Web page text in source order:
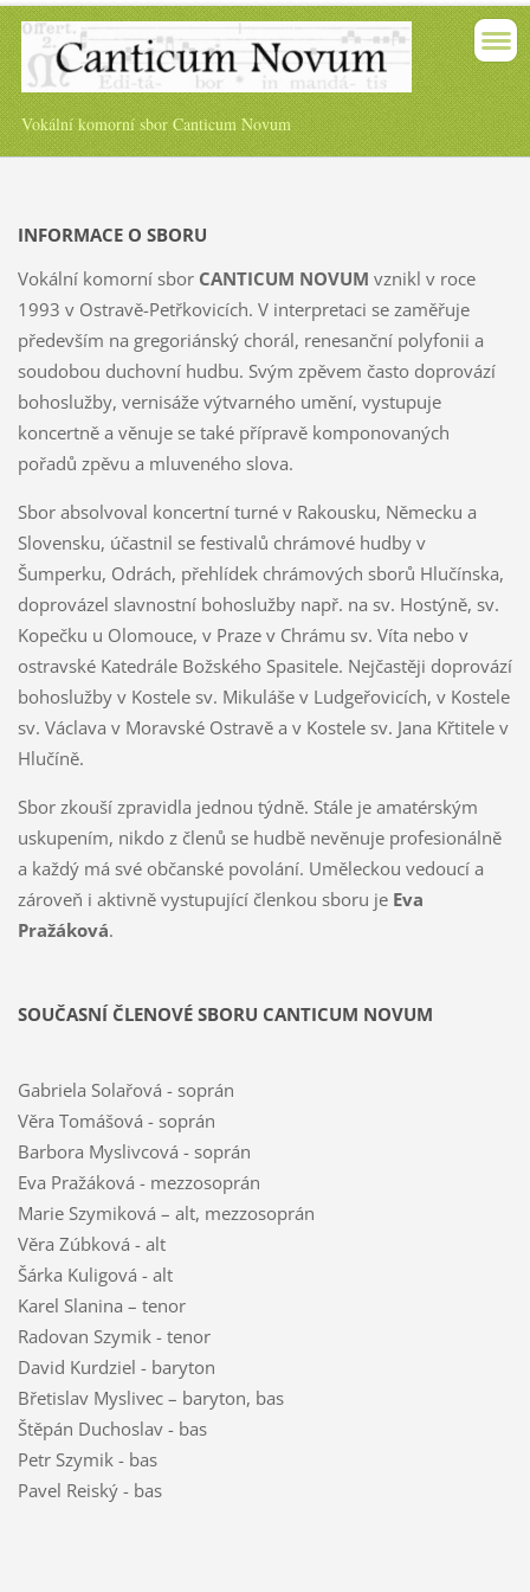
Vokální komorní sbor Canticum Novum
INFORMACE O SBORU
Vokální komorní sbor CANTICUM NOVUM vznikl v roce
1993 v Ostravě-Petřkovicích. V interpretaci se zaměřuje
především na gregoriánský chorál, renesanční polyfonii a
soudobou duchovní hudbu. Svým zpěvem často doprovází
bohoslužby, vernisáže výtvarného umění, vystupuje
koncertně a věnuje se také přípravě komponovaných
pořadů zpěvu a mluveného slova.
Sbor absolvoval koncertní turné v Rakousku, Německu a
Slovensku, účastnil se festivalů chrámové hudby v
Šumperku, Odrách, přehlídek chrámových sborů Hlučínska,
doprovázel slavnostní bohoslužby např. na sv. Hostýně, sv.
Kopečku u Olomouce, v Praze v Chrámu sv. Víta nebo v
ostravské Katedrále Božského Spasitele. Nejčastěji doprovází
bohoslužby v Kostele sv. Mikuláše v Ludgeřovicích, v Kostele
sv. Václava v Moravské Ostravě a v Kostele sv. Jana Křtitele v
Hlučíně.
Sbor zkouší zpravidla jednou týdně. Stále je amatérským
uskupením, nikdo z členů se hudbě nevěnuje profesionálně
a každý má své občanské povolání. Uměleckou vedoucí a
zároveň i aktivně vystupující členkou sboru je Eva
Pražáková.
SOUČASNÍ ČLENOVÉ SBORU CANTICUM NOVUM
Gabriela Solařová - soprán
Věra Tomášová - soprán
Barbora Myslivcová - soprán
Eva Pražáková - mezzosoprán
Marie Szymiková – alt, mezzosoprán
Věra Zúbková - alt
Šárka Kuligová - alt
Karel Slanina – tenor
Radovan Szymik - tenor
David Kurdziel - baryton
Břetislav Myslivec – baryton, bas
Štěpán Duchoslav - bas
Petr Szymik - bas
Pavel Reiský - bas